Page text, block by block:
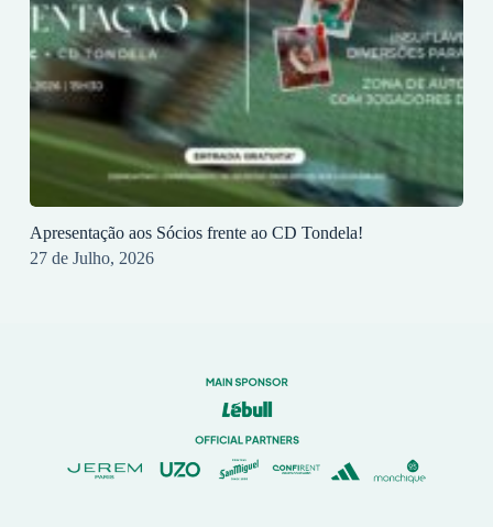
Apresentação aos Sócios frente ao CD Tondela!
27 de Julho, 2026